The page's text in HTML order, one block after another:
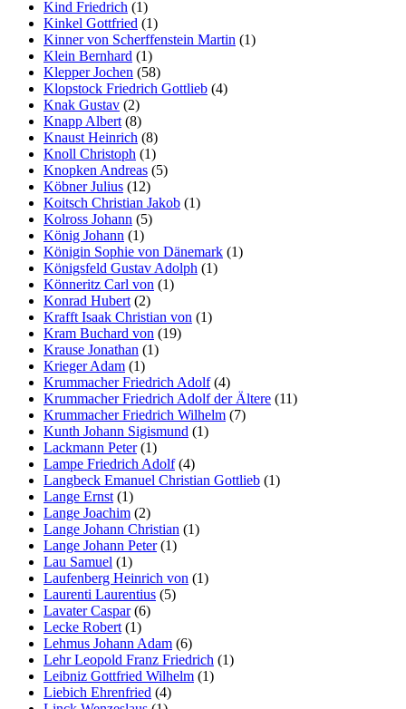
Kind Friedrich (1)
Kinkel Gottfried (1)
Kinner von Scherffenstein Martin (1)
Klein Bernhard (1)
Klepper Jochen (58)
Klopstock Friedrich Gottlieb (4)
Knak Gustav (2)
Knapp Albert (8)
Knaust Heinrich (8)
Knoll Christoph (1)
Knopken Andreas (5)
Köbner Julius (12)
Koitsch Christian Jakob (1)
Kolross Johann (5)
König Johann (1)
Königin Sophie von Dänemark (1)
Königsfeld Gustav Adolph (1)
Könneritz Carl von (1)
Konrad Hubert (2)
Krafft Isaak Christian von (1)
Kram Buchard von (19)
Krause Jonathan (1)
Krieger Adam (1)
Krummacher Friedrich Adolf(4)
Krummacher Friedrich Adolf der Ältere (11)
Krummacher Friedrich Wilhelm (7)
Kunth Johann Sigismund (1)
Lackmann Peter(1)
Lampe Friedrich Adolf(4)
Langbeck Emanuel Christian Gottlieb (1)
Lange Ernst (1)
Lange Joachim (2)
Lange Johann Christian (1)
Lange Johann Peter(1)
Lau Samuel (1)
Laufenberg Heinrich von (1)
Laurenti Laurentius (5)
Lavater Caspar(6)
Lecke Robert (1)
Lehmus Johann Adam (6)
Lehr Leopold Franz Friedrich (1)
Leibniz Gottfried Wilhelm (1)
Liebich Ehrenfried (4)